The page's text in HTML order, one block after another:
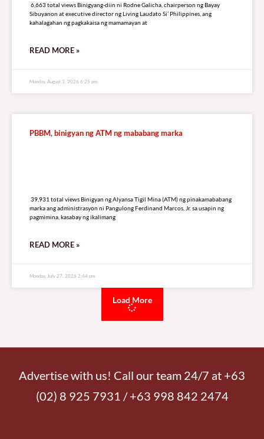
6,663 total views Binigyang-diin ni Rodne Galicha, chairperson ng Bayay
Sibuyanon at executive director ng Living Laudato Si’ Philippines, ang
kahalagahan ng pagkakaisa ng mamamayan at
READ MORE »
Monday, August 3, 2026 6:25 pm
PBBM, binigyan ng ATM ng mababang marka
39,931 total views Binigyan ng Alyansa Tigil Mina (ATM) ng pinakamababang
marka ang administrasyon ni Pangulong Ferdinand Marcos, Jr. sa usapin ng
pagmimina, kasabay ng ikalimang
READ MORE »
Monday, July 27, 2026 2:44 pm
Load More
Advertise with us! Call our team 24/7 at +63
(02) 8 925 7931 / +63 998 842 2474